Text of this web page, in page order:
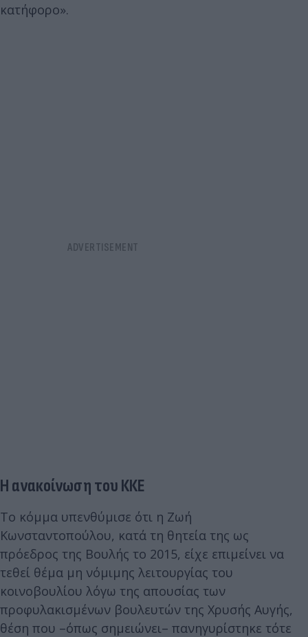
κατήφορο».
Η ανακοίνωση του ΚΚΕ
Το κόμμα υπενθύμισε ότι η Ζωή
Κωνσταντοπούλου, κατά τη θητεία της ως
πρόεδρος της Βουλής το 2015, είχε επιμείνει να
τεθεί θέμα μη νόμιμης λειτουργίας του
κοινοβουλίου λόγω της απουσίας των
προφυλακισμένων βουλευτών της Χρυσής Αυγής,
θέση που –όπως σημειώνει– πανηγυρίστηκε τότε